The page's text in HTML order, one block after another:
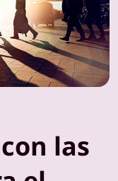
las